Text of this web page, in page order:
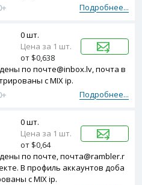
Подробнее...
по почте@inbox.lv, почта в
с MIX ip.
Подробнее...
0 шт.
Цена за 1 шт.
от $0,638
по почте, почта@rambler.r
В профиль аккаунтов доба
с MIX ip.
0 шт.
Цена за 1 шт.
от $0,64